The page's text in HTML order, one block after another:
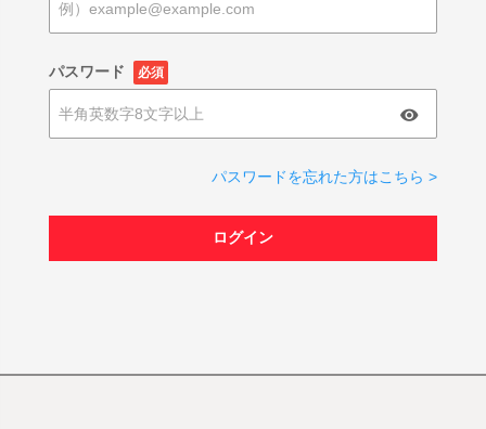
パスワード 必須
パスワードを忘れた方はこちら >
ログイン